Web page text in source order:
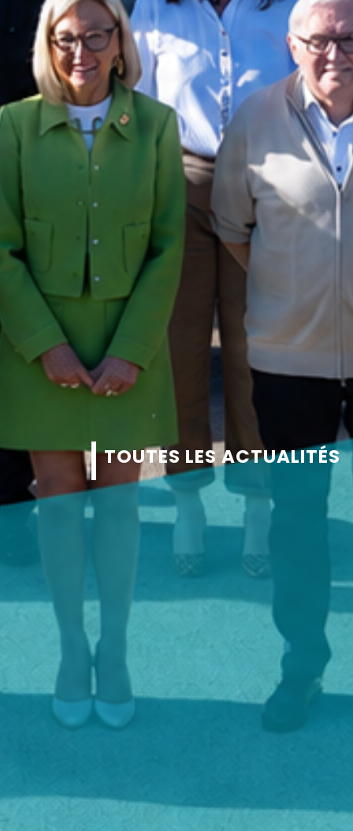
TOUTES LES ACTUALITÉS